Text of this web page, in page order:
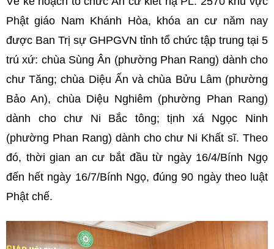
Phật giáo Nam Khánh Hòa, khóa an cư năm nay
được Ban Trị sự GHPGVN tỉnh tổ chức tập trung tại 5
trú xứ: chùa Sùng Ân (phường Phan Rang) dành cho
chư Tăng; chùa Diệu Ấn và chùa Bửu Lâm (phường
Bảo An), chùa Diệu Nghiêm (phường Phan Rang)
dành cho chư Ni Bắc tông; tịnh xá Ngọc Ninh
(phường Phan Rang) dành cho chư Ni Khất sĩ. Theo
đó, thời gian an cư bắt đầu từ ngày 16/4/Bính Ngọ
đến hết ngày 16/7/Bính Ngọ, đúng 90 ngày theo luật
Phật chế.